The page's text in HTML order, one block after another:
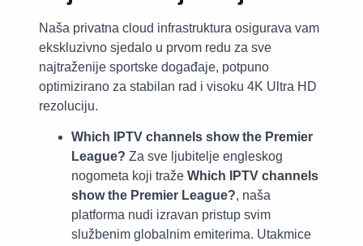
Naša privatna cloud infrastruktura osigurava vam
ekskluzivno sjedalo u prvom redu za sve
najtraženije sportske događaje, potpuno
optimizirano za stabilan rad i visoku 4K Ultra HD
rezoluciju.
Which IPTV channels show the Premier
League? Za sve ljubitelje engleskog
nogometa koji traže Which IPTV channels
show the Premier League?, naša
platforma nudi izravan pristup svim
službenim globalnim emiterima. Utakmice